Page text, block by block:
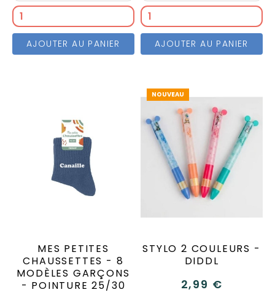
AJOUTER AU PANIER AJOUTER AU PANIER
MES PETITES
CHAUSSETTES - 8
MODÈLES GARÇONS
- POINTURE 25/30
NOUVEAU
STYLO 2 COULEURS -
DIDDL
2,99 €